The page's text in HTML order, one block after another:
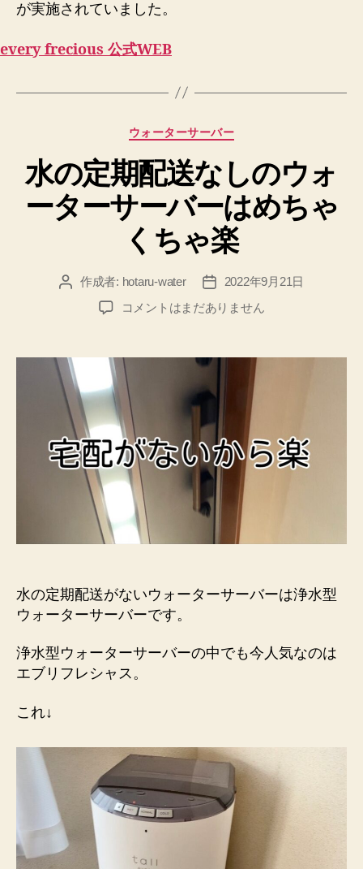
が実施されていました。
every frecious 公式WEB
カ
ゴ
リ
ー
ウォーターサーバー
水の定期配送なしのウォ
ーターサーバーはめちゃ
くちゃ楽
投 作成者: hotaru-water
投
稿
日
2022年9月21日
水
期
配
送
な
し
の
ウ
ォ
タ
バ
ー
ゃ
楽
の
コメントはまだありません
水の定期配送がないウォーターサーバーは浄水型
ウォーターサーバーです。
浄水型ウォーターサーバーの中でも今人気なのは
エブリフレシャス。
これ↓